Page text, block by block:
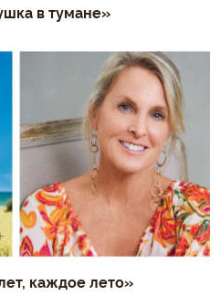
в тумане»
каждое лето»